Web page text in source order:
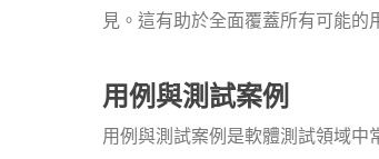
見。這有助於全面覆蓋所有可能
用例與測試案例
用例與測試案例是軟體測試領域